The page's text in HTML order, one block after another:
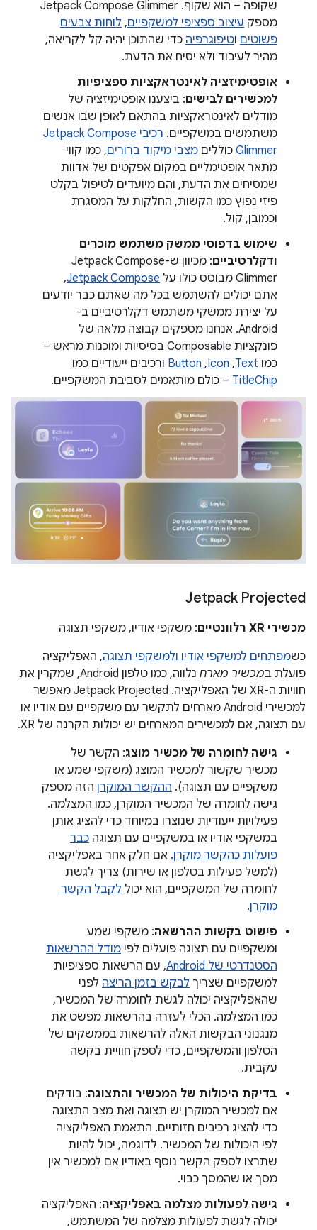
שקופה – הוא שקוף. ‫Jetpack Compose Glimmer
מספק עיצוב ספציפי למשקפיים, לוחות צבעים
פשוטים וטיפוגרפיה כדי שהתוכן יהיה קל לקריאה,
מהיר לעיבוד ולא יסיח את הדעת.
אופטימיזציה לאינטראקציות ספציפיות
למכשירים לבישים: ביצענו אופטימיזציה של
מודלים לאינטראקציות בהתאם לאופן שבו אנשים
משתמשים במשקפיים.
רכיבי Jetpack Compose
Glimmer כוללים מצבי מיקוד ברורים, כמו קווי
מתאר אופטימליים במקום אפקטים של אדוות
שמסיחים את הדעת, והם מיועדים לטיפול בקלט
פיזי נפוץ כמו הקשות, החלקות על המסגרת
וכמובן, קול.
שימוש בדפוסי ממשק משתמש מוכרים
ודקלרטיביים
: מכיוון ש-Jetpack Compose
Glimmer מבוסס כולו על
Jetpack Compose
,
אתם יכולים להשתמש בכל מה שאתם כבר יודעים
על יצירת ממשקי משתמש דקלרטיביים ב-
Android. אנחנו מספקים קבוצה מלאה של
פונקציות Composable בסיסיות ומוכנות מראש –
כמו Text
,‏
Icon
,‏
Button ורכיבים ייעודיים כמו
TitleChip – כולם מותאמים לסביבת המשקפיים.
Jetpack Projected
מכשירי XR רלוונטיים
: משקפי אודיו, משקפי תצוגה
כשמפתחים למשקפי אודיו ולמשקפי תצוגה, האפליקציה
פועלת במכשיר מארח
נלווה, כמו טלפון Android, שמקרין את
חוויות ה-XR של האפליקציה. ‫Jetpack Projected מאפשר
למכשירי Android מארחים לתקשר עם משקפיים עם אודיו או
עם תצוגה, אם למכשירים המארחים יש יכולות הקרנה של XR.
גישה לחומרה של מכשיר מוצג: הקשר של
מכשיר שקשור למכשיר המוצג (משקפי שמע או
משקפיים עם תצוגה). ההקשר המוקרן הזה מספק
גישה לחומרה של המכשיר המוקרן, כמו המצלמה.
פעילויות ייעודיות שנוצרו במיוחד כדי להציג אותן
במשקפי אודיו או במשקפיים עם תצוגה כבר
פועלות כהקשר מוקרן. אם חלק אחר באפליקציה
(למשל פעילות בטלפון או שירות) צריך לגשת
לחומרה של המשקפיים, הוא יכול לקבל הקשר
מוקרן.
פישוט בקשות ההרשאה: משקפי שמע
ומשקפיים עם תצוגה פועלים לפי מודל ההרשאות
הסטנדרטי של Android
, עם הרשאות ספציפיות
למשקפיים שצריך לבקש בזמן הריצה לפני
שהאפליקציה יכולה לגשת לחומרה של המכשיר,
כמו המצלמה. הכלי לעזרה בהרשאות מפשט את
מנגנוני הבקשות האלה להרשאות בממשקים של
הטלפון והמשקפיים, כדי לספק חוויית בקשה
עקבית.
בדיקת היכולות של המכשיר והתצוגה: בודקים
אם למכשיר המוקרן יש תצוגה ואת מצב התצוגה
כדי להציג רכיבים חזותיים. התאמת האפליקציה
לפי היכולות של המכשיר. לדוגמה, יכול להיות
שתרצו לספק הקשר נוסף באודיו אם למכשיר אין
מסך או שהמסך כבוי.
גישה לפעולות מצלמה באפליקציה: האפליקציה
יכולה לגשת לפעולות מצלמה של המשתמש,